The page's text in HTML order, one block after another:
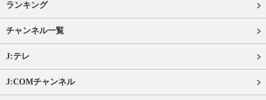
ランキング
チャンネル一覧
J:テレ
J:COMチャンネル